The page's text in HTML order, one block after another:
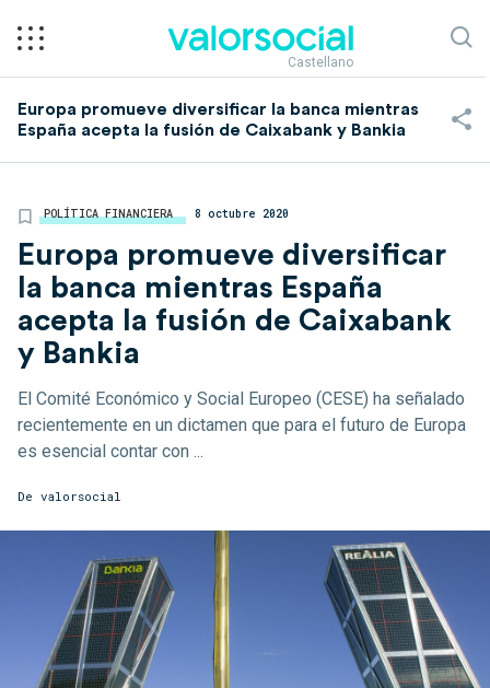
Castellano
Europa promueve diversificar la banca mientras
España acepta la fusión de Caixabank y Bankia
POLÍTICA FINANCIERA 8 octubre 2020
Europa promueve diversificar
la banca mientras España
acepta la fusión de Caixabank
y Bankia
El Comité Económico y Social Europeo (CESE) ha señalado
recientemente en un dictamen que para el futuro de Europa
es esencial contar con ...
De valorsocial